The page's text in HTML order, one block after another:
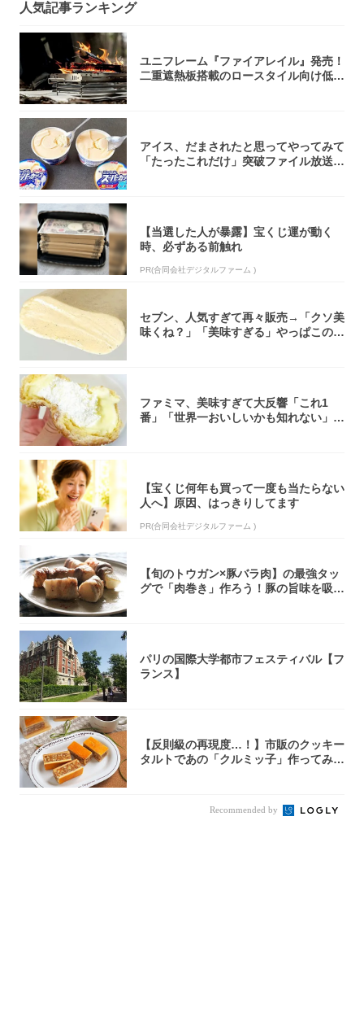
人気記事ランキング
ユニフレーム『ファイアレイル』発売！
二重遮熱板搭載のロースタイル向け低型
アイス、だまされたと思ってやってみて
「たったこれだけ」突破ファイル放送で
【当選した人が暴露】宝くじ運が動く
時、必ずある前触れ
PR(合同会社デジタルファーム )
セブン、人気すぎて再々販売→「クソ美
味くね？」「美味すぎる」やっぱこのク
ファミマ、美味すぎて大反響「これ1
番」「世界一おいしいかも知れない」
【宝くじ何年も買って一度も当たらない
人へ】原因、はっきりしてます
PR(合同会社デジタルファーム )
【旬のトウガン×豚バラ肉】の最強タッ
グで「肉巻き」作ろう！豚の旨味を吸い
パリの国際大学都市フェスティバル【フ
ランス】
【反則級の再現度…！】市販のクッキー
タルトであの「クルミッ子」作ってみ
Recommended by